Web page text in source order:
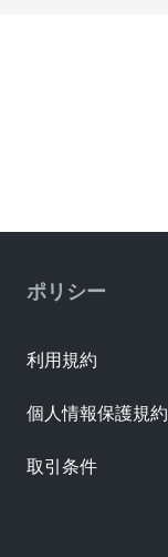
ポリシー
利用規約
個人情報保護規約
取引条件